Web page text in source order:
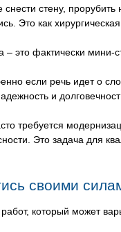
стену,
Это как
это фактически мини-
если речь идет о
и
требуется
Это задача для
своими
который может